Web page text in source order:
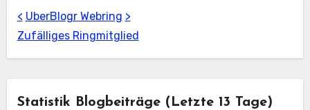
< UberBlogr Webring >
Zufälliges Ringmitglied
Statistik Blogbeiträge (letzte 13 Tage)